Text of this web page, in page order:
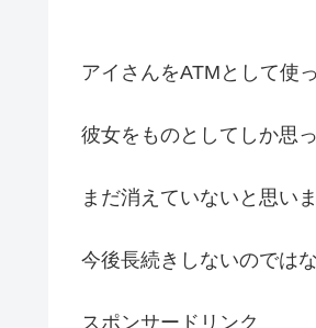
アイさんをATMとして使
彼女をものとしてしか思
まだ消えていないと思いま
今後長続きしないのでは
スポンサードリンク